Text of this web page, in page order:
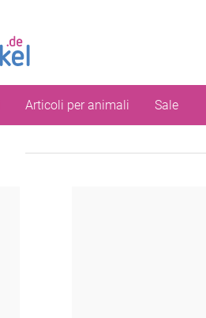
Articoli per animali Sale